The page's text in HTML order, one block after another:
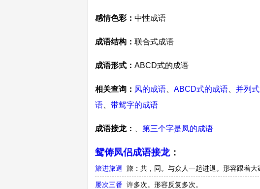
感情色彩： 中性成语
成语结构： 联合式成语
成语形式： ABCD式的成语
相关查询： 风的成语 ABCD式的成语 并列
语
带鸳字的成语
成语接龙： 第三个字是凤的成语
鸳俦凤侣成语接龙：
旅进旅退 旅：共，同。与众人一起进退。形容跟着大
屡次三番 许多次。形容反复多次。